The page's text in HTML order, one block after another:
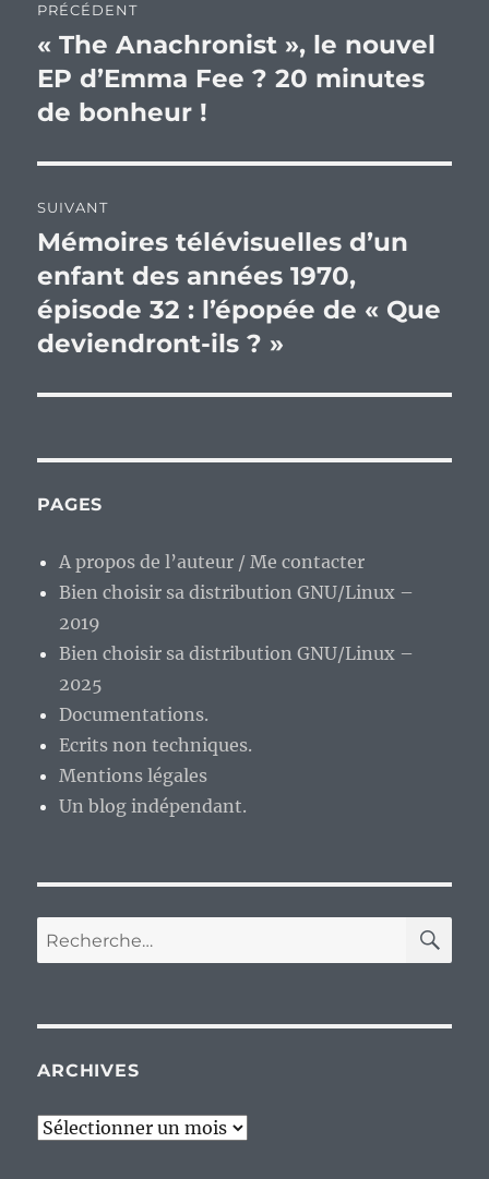
de
l’article
PRÉCÉDENT
Publication
précédente :
« The Anachronist », le nouvel
EP d’Emma Fee ? 20 minutes
de bonheur !
SUIVANT
Publication
suivante :
Mémoires télévisuelles d’un
enfant des années 1970,
épisode 32 : l’épopée de « Que
deviendront-ils ? »
PAGES
A propos de l’auteur / Me contacter
Bien choisir sa distribution GNU/Linux –
2019
Bien choisir sa distribution GNU/Linux –
2025
Documentations.
Ecrits non techniques.
Mentions légales
Un blog indépendant.
Recherche
pour :
ARCHIVES
Archives